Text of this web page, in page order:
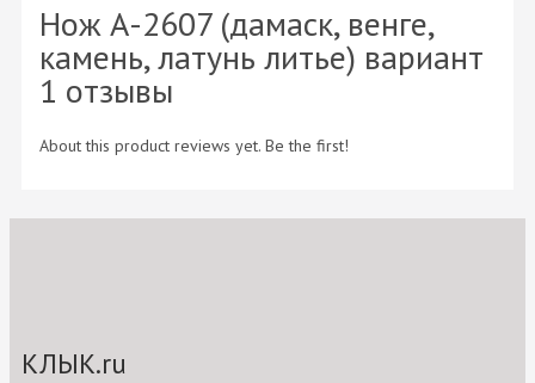
Нож А-2607 (дамаск, венге,
камень, латунь литье) вариант
1 отзывы
About this product reviews yet. Be the first!
КЛЫК.ru